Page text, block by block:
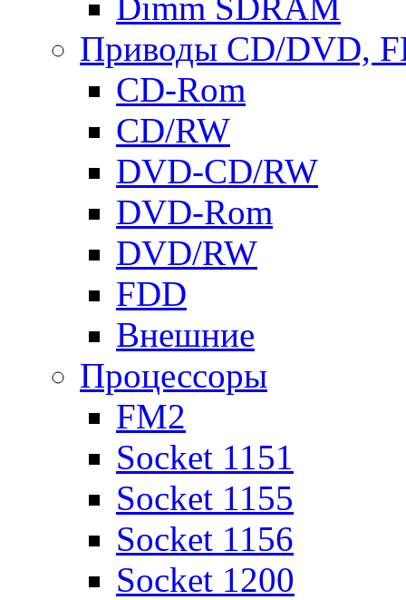
Приводы СD/DVD,
CD-Rom
CD/RW
DVD-CD/RW
DVD-Rom
DVD/RW
FDD
Внешние
Процессоры
FM2
Socket 1151
Socket 1155
Socket 1156
Socket 1200